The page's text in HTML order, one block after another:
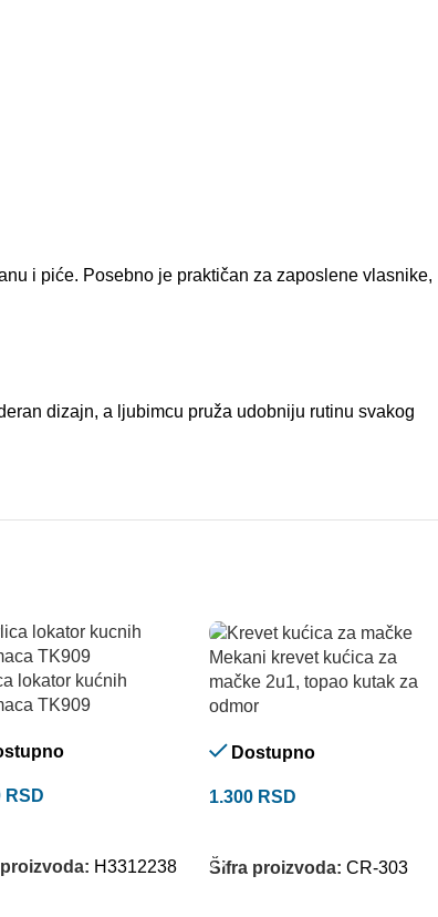
i piće. Posebno je praktičan za zaposlene vlasnike,
dizajn, a ljubimcu pruža udobniju rutinu svakog
lokator kućnih
TK909
RSD
H3312238
Mekani krevet kućica za
mačke 2u1, topao kutak za
odmor
Dostupno
1.300 RSD
Šifra proizvoda: CR-303